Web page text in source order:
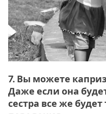
7. Вы можете
Даже если она
сестра все же